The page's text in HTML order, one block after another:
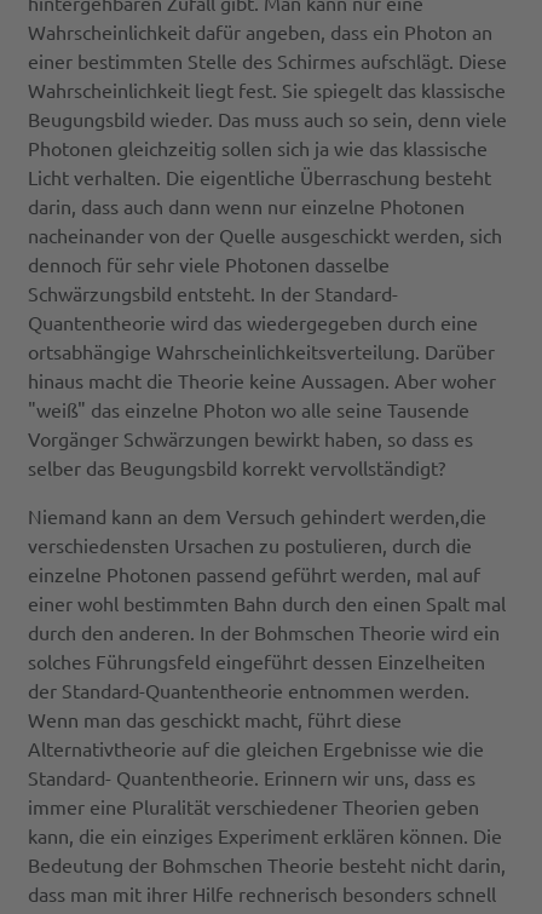
Wahrscheinlichkeit dafür angeben, dass ein Photon an
einer bestimmten Stelle des Schirmes aufschlägt. Diese
Wahrscheinlichkeit liegt fest. Sie spiegelt das klassische
Beugungsbild wieder. Das muss auch so sein, denn viele
Photonen gleichzeitig sollen sich ja wie das klassische
Licht verhalten. Die eigentliche Überraschung besteht
darin, dass auch dann wenn nur einzelne Photonen
nacheinander von der Quelle ausgeschickt werden, sich
dennoch für sehr viele Photonen dasselbe
Schwärzungsbild entsteht. In der Standard-
Quantentheorie wird das wiedergegeben durch eine
ortsabhängige Wahrscheinlichkeitsverteilung. Darüber
hinaus macht die Theorie keine Aussagen. Aber woher
"weiß" das einzelne Photon wo alle seine Tausende
Vorgänger Schwärzungen bewirkt haben, so dass es
selber das Beugungsbild korrekt vervollständigt?
Niemand kann an dem Versuch gehindert werden,die
verschiedensten Ursachen zu postulieren, durch die
einzelne Photonen passend geführt werden, mal auf
einer wohl bestimmten Bahn durch den einen Spalt mal
durch den anderen. In der Bohmschen Theorie wird ein
solches Führungsfeld eingeführt dessen Einzelheiten
der Standard-Quantentheorie entnommen werden.
Wenn man das geschickt macht, führt diese
Alternativtheorie auf die gleichen Ergebnisse wie die
Standard- Quantentheorie. Erinnern wir uns, dass es
immer eine Pluralität verschiedener Theorien geben
kann, die ein einziges Experiment erklären können. Die
Bedeutung der Bohmschen Theorie besteht nicht darin,
dass man mit ihrer Hilfe rechnerisch besonders schnell